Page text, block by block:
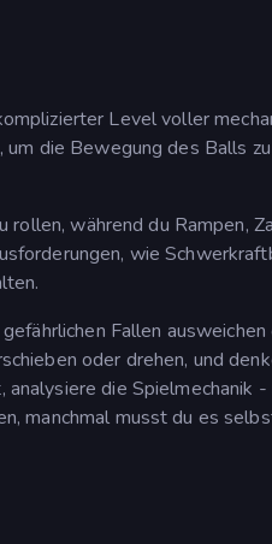
Level voller
die Bewegung des Balls
während du Rampen,
wie
Fallen
oder drehen, und
die Spielmechanik
manchmal musst du es